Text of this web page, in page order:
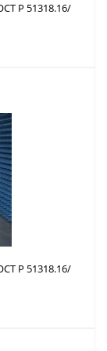
Р 51318.16/
Р 51318.16/